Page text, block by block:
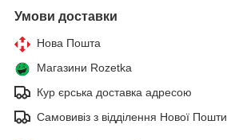
Умови доставки
Нова Пошта
Магазини Rozetka
Кур єрська доставка адресою
Самовивіз з відділення Нової Пошти